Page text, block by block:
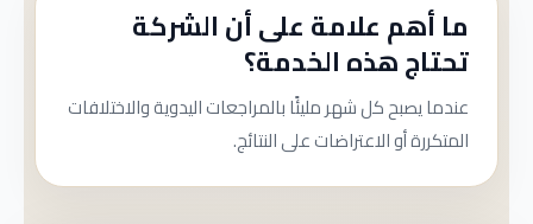
ما أهم علامة على أن الشركة
تحتاج هذه الخدمة؟
عندما يصبح كل شهر مليئًا بالمراجعات اليدوية والاختلافات
المتكررة أو الاعتراضات على النتائج.